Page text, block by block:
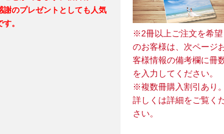
謝のプレゼントとしても人気
す。
※2冊以上ご注文を希望
のお客様は、次ページ
客様情報の備考欄に冊
を入力してください。
※複数冊購入割引あり。
詳しくは詳細をご覧く
さい。